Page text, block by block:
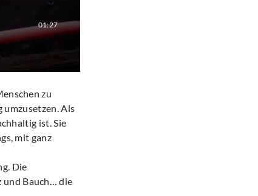
01:27
zu
Als
ist. Sie
mit ganz
Die
und Bauch… die